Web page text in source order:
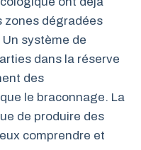
zones dégradées
système de
dans la réserve
des
le braconnage. La
de produire des
comprendre et